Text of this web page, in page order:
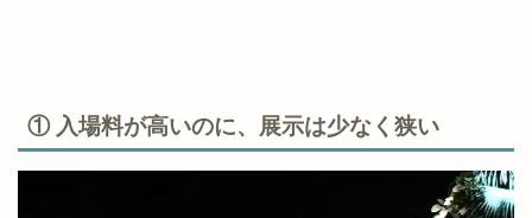
① 入場料が高いのに、展示は少なく狭い